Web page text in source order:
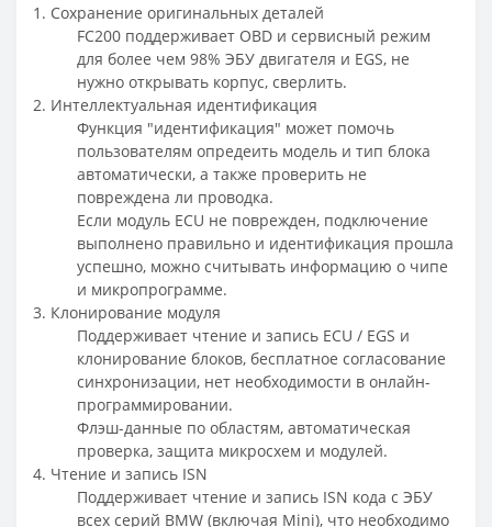
1. Сохранение оригинальных деталей
FC200 поддерживает OBD и сервисный режим
для более чем 98% ЭБУ двигателя и EGS, не
нужно открывать корпус, сверлить.
2. Интеллектуальная идентификация
Функция "идентификация" может помочь
пользователям опредеить модель и тип блока
автоматически, а также проверить не
повреждена ли проводка.
Если модуль ECU не поврежден, подключение
выполнено правильно и идентификация прошла
успешно, можно считывать информацию о чипе
и микропрограмме.
3. Клонирование модуля
Поддерживает чтение и запись ECU / EGS и
клонирование блоков, бесплатное согласование
синхронизации, нет необходимости в онлайн-
программировании.
Флэш-данные по областям, автоматическая
проверка, защита микросхем и модулей.
4. Чтение и запись ISN
Поддерживает чтение и запись ISN кода с ЭБУ
всех серий BMW (включая Mini), что необходимо